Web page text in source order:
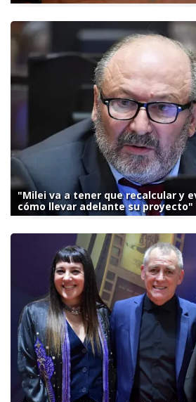
"Milei va a tener que recalcular y
cómo llevar adelante su proyecto"